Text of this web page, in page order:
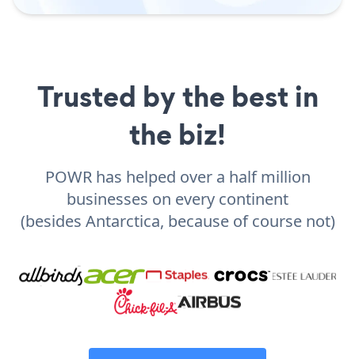
Trusted by the best in
the biz!
POWR has helped over a half million
businesses on every continent
(besides Antarctica, because of course not)